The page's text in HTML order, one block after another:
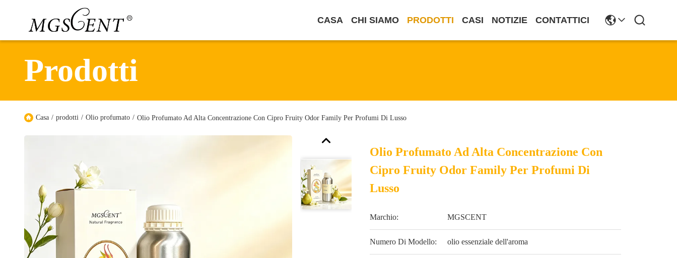
CASA CHI SIAMO PRODOTTI CASI NOTIZIE CONTATTICI
Prodotti
Casa / prodotti / Olio profumato / Olio Profumato Ad Alta Concentrazione Con Cipro Fruity Odor Family Per Profumi Di Lusso
Olio Profumato Ad Alta Concentrazione Con
Cipro Fruity Odor Family Per Profumi Di
Lusso
Marchio: MGSCENT
Numero Di Modello: olio essenziale dell'aroma